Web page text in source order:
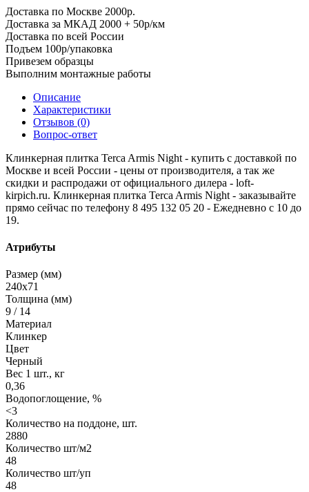
Доставка по Москве 2000р.
Доставка за МКАД 2000 + 50р/км
Доставка по всей России
Подъем 100р/упаковка
Привезем образцы
Выполним монтажные работы
Описание
Характеристики
Отзывов (0)
Вопрос-ответ
Клинкерная плитка Terca Armis Night - купить с доставкой по
Москве и всей России - цены от производителя, а так же
скидки и распродажи от официального дилера - loft-
kirpich.ru. Клинкерная плитка Terca Armis Night - заказывайте
прямо сейчас по телефону 8 495 132 05 20 - Ежедневно с 10 до
19.
Атрибуты
Размер (мм)
240х71
Толщина (мм)
9 / 14
Материал
Клинкер
Цвет
Черный
Вес 1 шт., кг
0,36
Водопоглощение, %
<3
Количество на поддоне, шт.
2880
Количество шт/м2
48
Количество шт/уп
48